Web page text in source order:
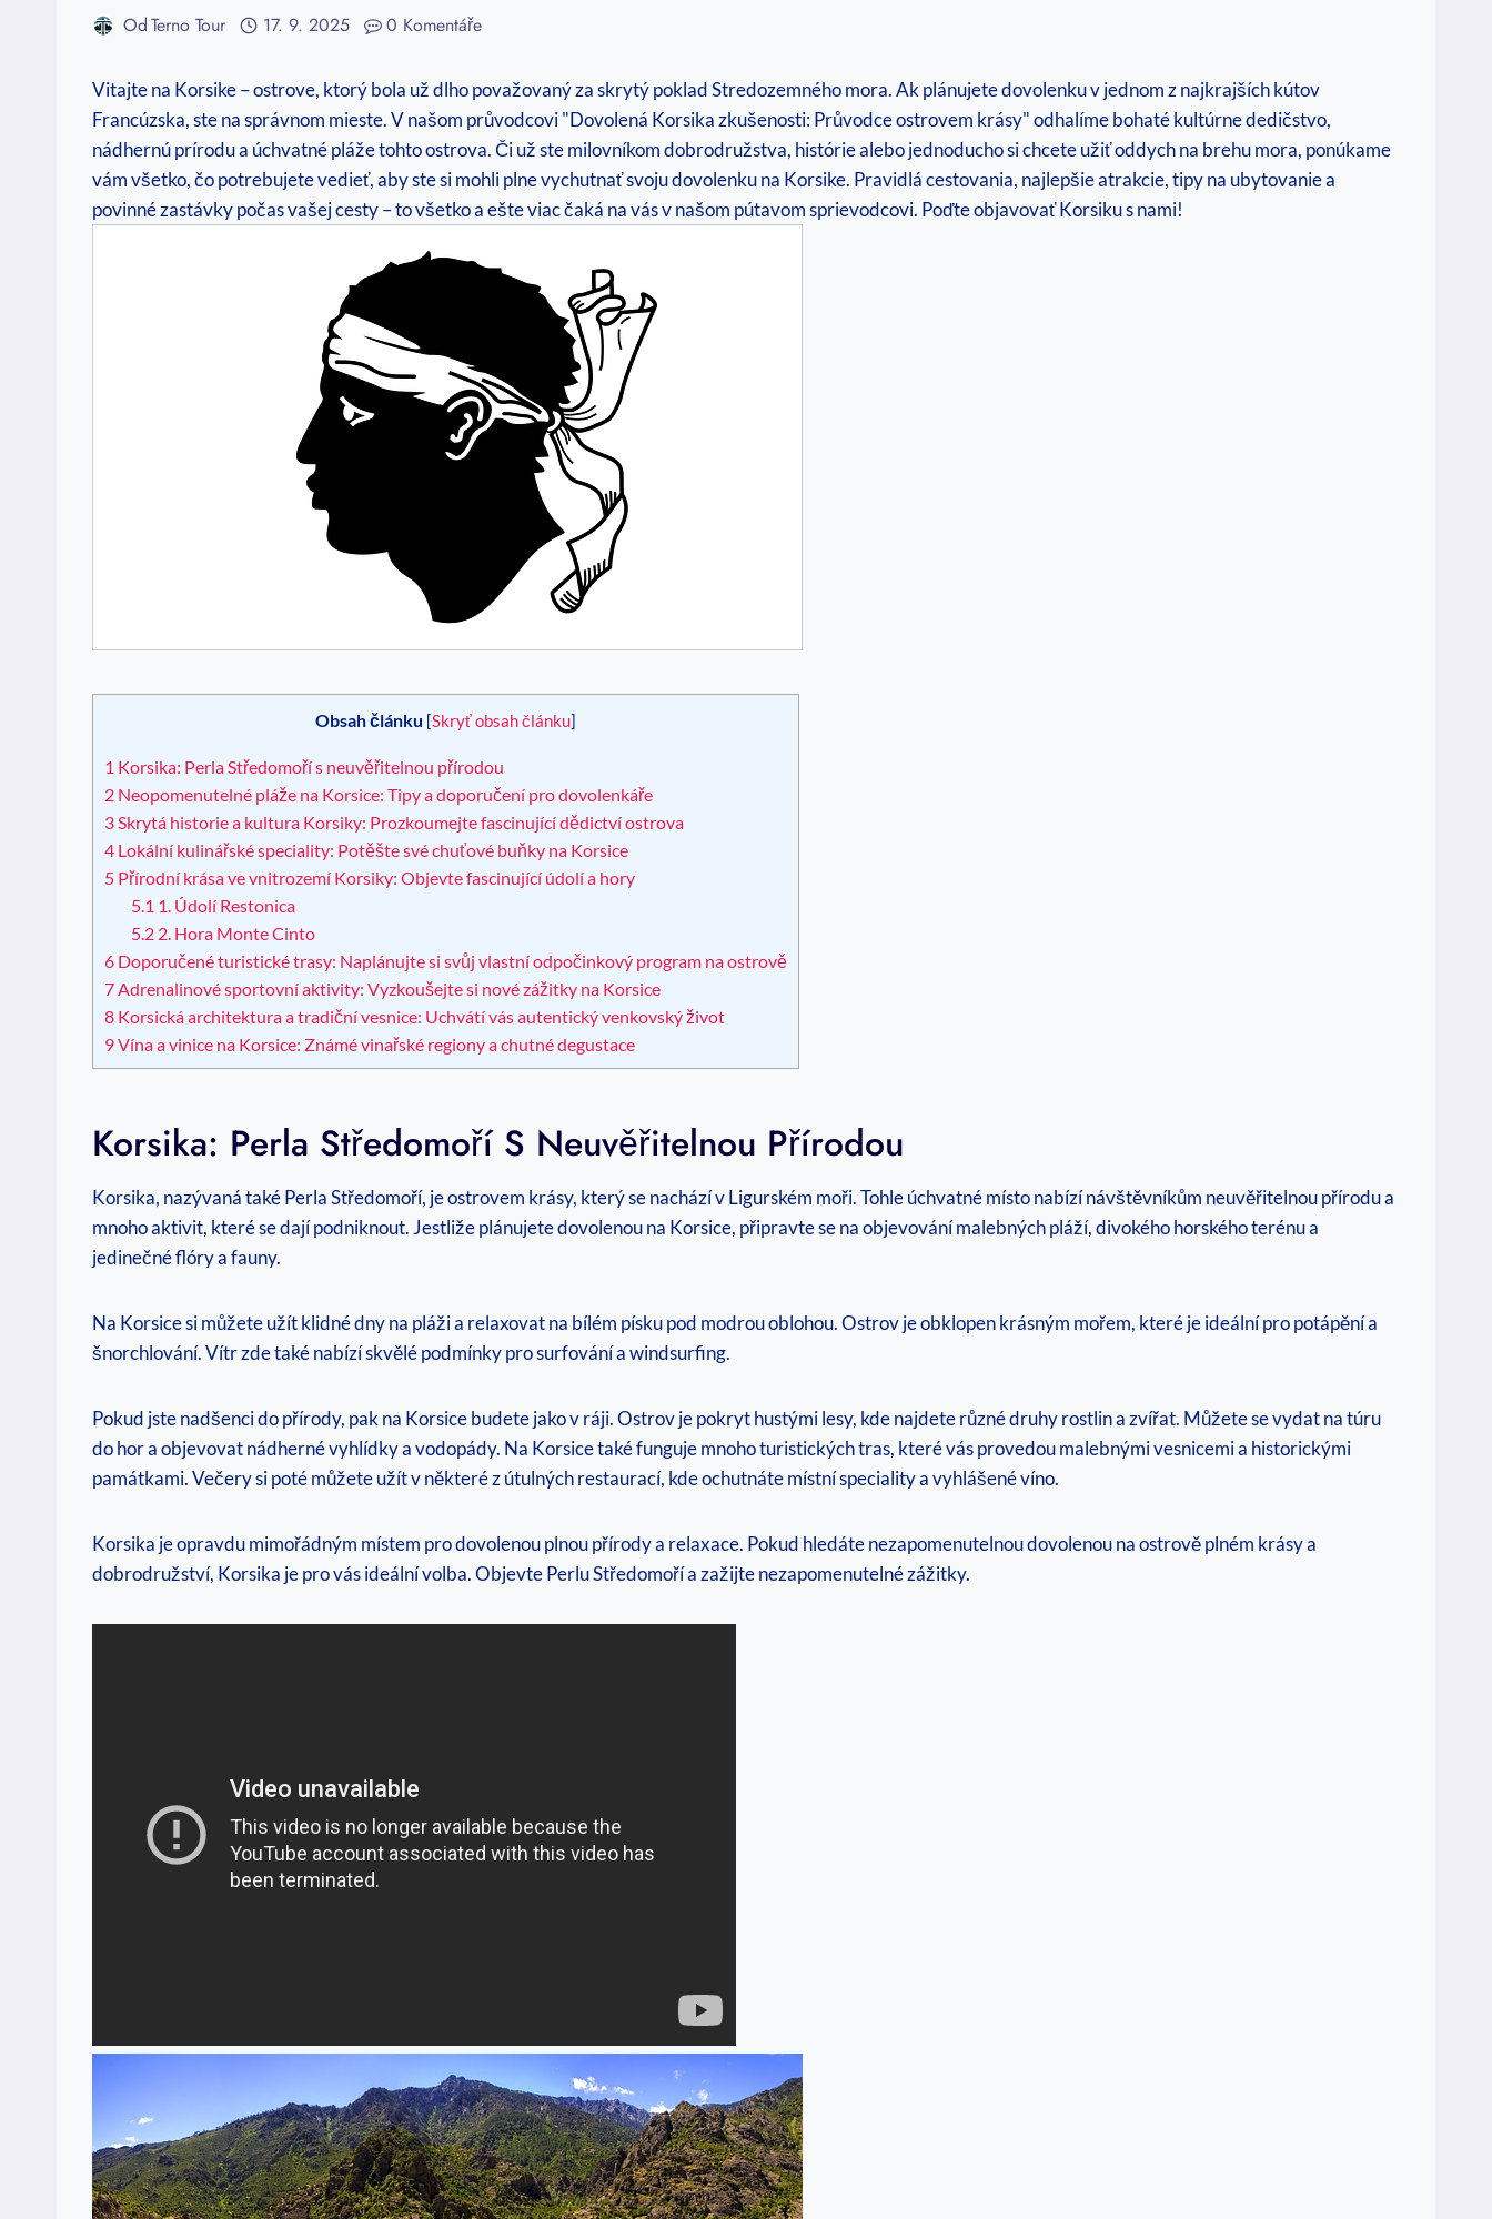
OdTerno Tour 17. 9. 2025 0 Komentáře
Vitajte na ⁤Korsike – ostrove, ‌ktorý bola už dlho považovaný za skrytý poklad Stredozemného mora. Ak plánujete dovolenku v jednom z ⁣najkrajších kútov
Francúzska, ste na⁣ správnom mieste. V našom průvodcovi "Dovolená Korsika zkušenosti: ​Průvodce ostrovem krásy" odhalíme bohaté kultúrne dedičstvo,
nádhernú prírodu a úchvatné pláže tohto ostrova. Či ‍už ste milovníkom dobrodružstva, histórie alebo jednoducho si chcete užiť oddych na brehu mora, ponúkame
vám všetko, čo potrebujete vedieť, aby ste si mohli plne ⁢vychutnať svoju dovolenku na Korsike.‍ Pravidlá cestovania, najlepšie atrakcie,‌ tipy na ‌ubytovanie a‍
povinné zastávky počas vašej cesty – to všetko a ešte viac čaká na vás v našom pútavom sprievodcovi. Poďte objavovať Korsiku s nami!
Obsah článku [Skryť obsah článku]
1 Korsika:‍ Perla Středomoří s⁣ neuvěřitelnou přírodou
2 Neopomenutelné pláže na Korsice: Tipy a‍ doporučení pro dovolenkáře
3 Skrytá historie a kultura Korsiky: Prozkoumejte fascinující dědictví ostrova
4 Lokální kulinářské speciality: Potěšte‍ své chuťové‌ buňky na Korsice
5 Přírodní krása ve vnitrozemí Korsiky: Objevte fascinující údolí a hory
5.1 1. Údolí Restonica
5.2 2. Hora Monte Cinto
6 Doporučené turistické⁤ trasy: Naplánujte si svůj vlastní odpočinkový program na⁢ ostrově
7 Adrenalinové sportovní aktivity: Vyzkoušejte si nové zážitky na Korsice
8 Korsická architektura a tradiční vesnice: Uchvátí vás autentický venkovský život
9Vína a vinice na Korsice: Známé ‍vinařské regiony a chutné degustace
Korsika:‍ Perla Středomoří S⁣ Neuvěřitelnou Přírodou
Korsika, nazývaná také Perla Středomoří, je ostrovem krásy, který se nachází v⁤ Ligurském moři. Tohle úchvatné místo nabízí návštěvníkům neuvěřitelnou přírodu‍ a
mnoho aktivit, které se⁤ dají podniknout. Jestliže plánujete dovolenou⁣ na Korsice, připravte se na objevování malebných pláží, divokého horského terénu a
jedinečné flóry a fauny.
Na ⁢Korsice si můžete užít klidné dny na pláži a relaxovat na bílém písku pod modrou oblohou. Ostrov je obklopen krásným mořem, které je ideální pro potápění a
šnorchlování. Vítr zde také nabízí skvělé podmínky pro surfování a windsurfing.
Pokud jste ⁣nadšenci do přírody, pak na Korsice budete jako v ráji. Ostrov ‍je pokryt hustými lesy, kde najdete různé druhy rostlin a zvířat. Můžete se vydat na túru
do hor a objevovat nádherné vyhlídky a vodopády. Na Korsice také funguje mnoho turistických tras, které vás provedou malebnými vesnicemi a historickými
památkami. Večery si‌ poté můžete užít v⁢ některé⁣ z útulných restaurací, kde ochutnáte místní speciality a vyhlášené víno.
Korsika je opravdu mimořádným místem pro dovolenou ⁢plnou přírody a relaxace. ‌Pokud hledáte nezapomenutelnou dovolenou na ostrově plném krásy⁤ a
dobrodružství, Korsika je pro vás ideální volba. Objevte Perlu Středomoří a zažijte nezapomenutelné zážitky.